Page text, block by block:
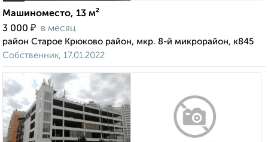
Машиноместо, 13 м²
3 000 ₽ в месяц
район Старое Крюково район, мкр. 8-й микрорайон, к845
Собственник, 17.01.2022